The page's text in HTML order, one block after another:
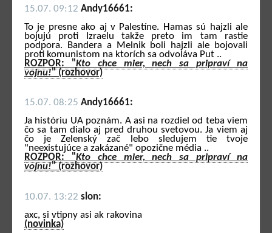
15.07. 09:12 Andy16661:
To je presne ako aj v Palestíne. Hamas sú hajzli ale
bojujú proti Izraelu takže preto im tam rastie
podpora. Bandera a Melnik boli hajzli ale bojovali
proti komunistom na ktorích sa odvoláva Put ..
ROZPOR: "Kto chce mier, nech sa pripraví na
vojnu!" (rozhovor)
15.07. 08:25 Andy16661:
Ja históriu UA poznám. A asi na rozdiel od teba viem
čo sa tam dialo aj pred druhou svetovou. Ja viem aj
čo je Zelenský zač lebo sledujem tie tvoje
"neexistujúce a zakázané" opozične média ..
ROZPOR: "Kto chce mier, nech sa pripraví na
vojnu!" (rozhovor)
10.07. 13:22 slon:
axc, si vtipny asi ak rakovina
(novinka)